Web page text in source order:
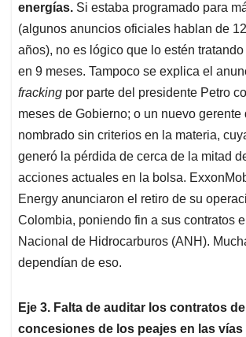
energías. Si estaba programado para
(algunos anuncios oficiales hablan de
años), no es lógico que lo estén
en 9 meses. Tampoco se explica el
fracking por parte del presidente Petro
meses de Gobierno; o un nuevo gerente
nombrado sin criterios en la materia,
generó la pérdida de cerca de la mitad
acciones actuales en la bolsa.
Energy anunciaron el retiro de su
Colombia, poniendo fin a sus contratos
Nacional de Hidrocarburos (ANH).
dependían de eso.
Eje 3. Falta de auditar los contratos
concesiones de los peajes en las vías